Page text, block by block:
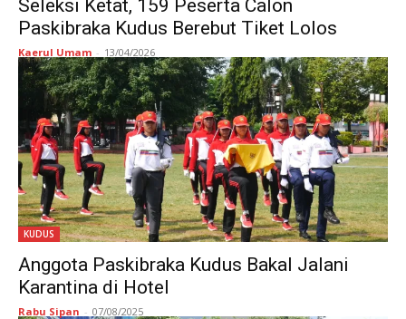
Seleksi Ketat, 159 Peserta Calon
Paskibraka Kudus Berebut Tiket Lolos
Kaerul Umam - 13/04/2026
KUDUS
Anggota Paskibraka Kudus Bakal Jalani
Karantina di Hotel
Rabu Sipan - 07/08/2025